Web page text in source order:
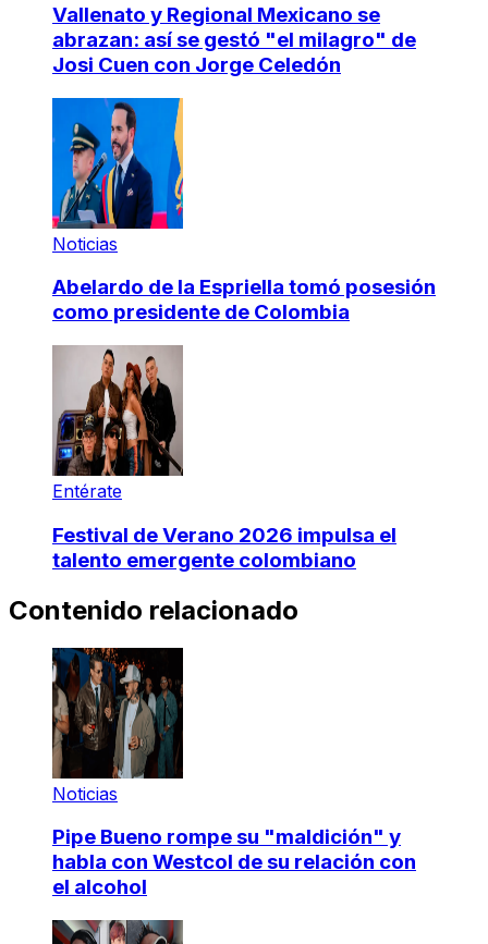
Vallenato y Regional Mexicano se
abrazan: así se gestó "el milagro" de
Josi Cuen con Jorge Celedón
Noticias
Abelardo de la Espriella tomó posesión
como presidente de Colombia
Entérate
Festival de Verano 2026 impulsa el
talento emergente colombiano
Contenido relacionado
Noticias
Pipe Bueno rompe su "maldición" y
habla con Westcol de su relación con
el alcohol